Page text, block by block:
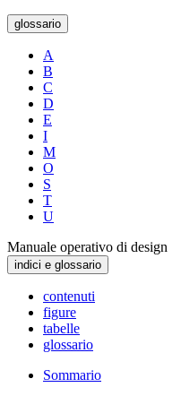
glossario
A
B
C
D
E
I
M
O
S
T
U
Manuale operativo di design
indici e glossario
contenuti
figure
tabelle
glossario
Sommario